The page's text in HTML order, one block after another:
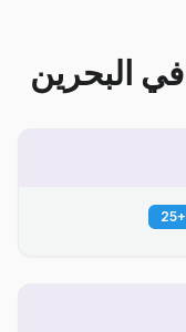
في البحرين
+
25